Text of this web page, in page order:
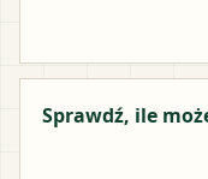
Sprawdź, ile